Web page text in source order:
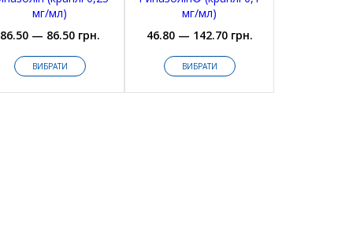
мг/мл)
86.50 — 86.50 грн.
ВИБРАТИ
мг/мл)
46.80 — 142.70 грн.
ВИБРАТИ